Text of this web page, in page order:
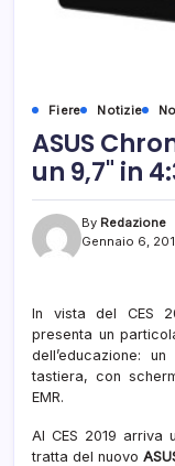
Fiere Notizie
ASUS
un 9,7" in
By Redazione
Gennaio 6,
In vista del CES
presenta un
dell’educazione:
tastiera, con
EMR.
Al CES 2019 arriva
tratta del nuovo